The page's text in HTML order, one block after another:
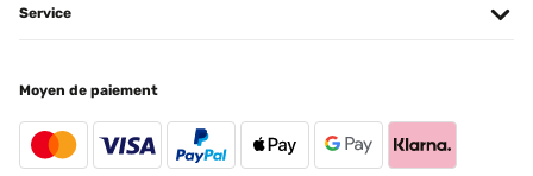
Service
Moyen de paiement